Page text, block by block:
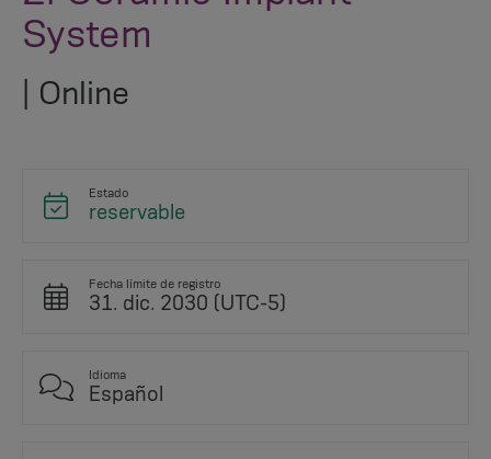
System
| Online
Estado
reservable
Fecha límite de registro
31. dic. 2030 (UTC-5)
Idioma
Español